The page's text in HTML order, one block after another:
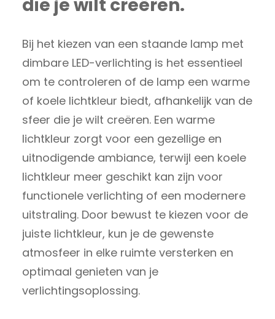
die je wilt creëren.
Bij het kiezen van een staande lamp met
dimbare LED-verlichting is het essentieel
om te controleren of de lamp een warme
of koele lichtkleur biedt, afhankelijk van de
sfeer die je wilt creëren. Een warme
lichtkleur zorgt voor een gezellige en
uitnodigende ambiance, terwijl een koele
lichtkleur meer geschikt kan zijn voor
functionele verlichting of een modernere
uitstraling. Door bewust te kiezen voor de
juiste lichtkleur, kun je de gewenste
atmosfeer in elke ruimte versterken en
optimaal genieten van je
verlichtingsoplossing.